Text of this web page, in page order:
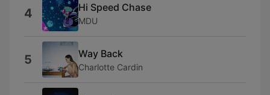
4 Hi Speed Chase
MDU
5 Way Back
Charlotte Cardin